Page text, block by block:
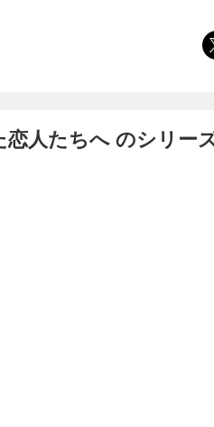
人たちへ のシリー